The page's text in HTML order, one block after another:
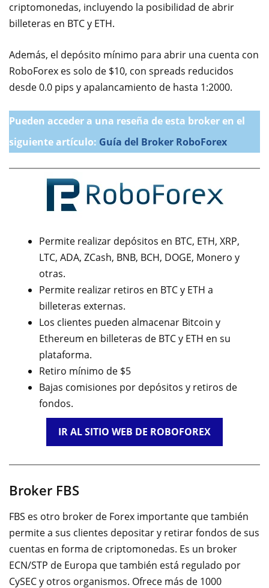
criptomonedas, incluyendo la posibilidad de abrir
billeteras en BTC y ETH.
Además, el depósito mínimo para abrir una cuenta con
RoboForex es solo de $10, con spreads reducidos
desde 0.0 pips y apalancamiento de hasta 1:2000.
Pueden acceder a una reseña de esta broker en el
siguiente artículo: Guía del Broker RoboForex
Permite realizar depósitos en BTC, ETH, XRP,
LTC, ADA, ZCash, BNB, BCH, DOGE, Monero y
otras.
Permite realizar retiros en BTC y ETH a
billeteras externas.
Los clientes pueden almacenar Bitcoin y
Ethereum en billeteras de BTC y ETH en su
plataforma.
Retiro mínimo de $5
Bajas comisiones por depósitos y retiros de
fondos.
IR AL SITIO WEB DE ROBOFOREX
Broker FBS
FBS es otro broker de Forex importante que también
permite a sus clientes depositar y retirar fondos de sus
cuentas en forma de criptomonedas. Es un broker
ECN/STP de Europa que también está regulado por
CySEC y otros organismos. Ofrece más de 1000